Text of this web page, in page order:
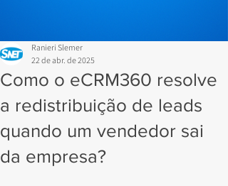
Como o eCRM360 resolve
a redistribuição de leads
quando um vendedor sai
da empresa?
Ranieri Slemer
22 de abr. de 2025